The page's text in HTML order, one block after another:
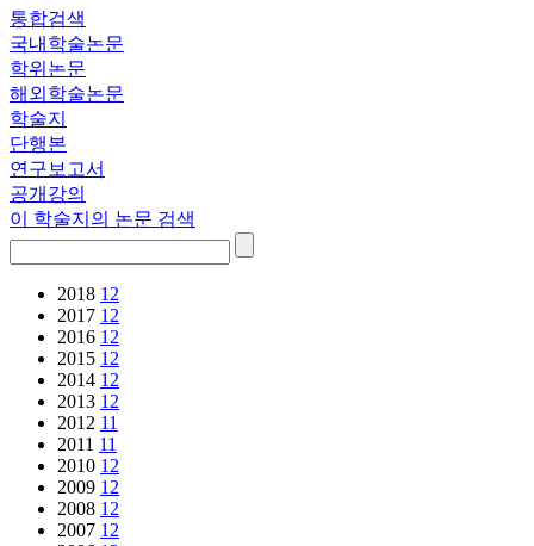
통합검색
국내학술논문
학위논문
해외학술논문
학술지
단행본
연구보고서
공개강의
이 학술지의 논문 검색
2018 12
2017 12
2016 12
2015 12
2014 12
2013 12
2012 11
2011 11
2010 12
2009 12
2008 12
2007 12